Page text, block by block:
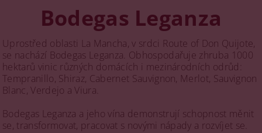
Bodegas Leganza
Uprostřed oblasti La Mancha, v srdci Route of Don Quijote,
se nachází Bodegas Leganza. Obhospodařuje zhruba 1000
hektarů vinic různých domácích i mezinárodních odrůd:
Tempranillo, Shiraz, Cabernet Sauvignon, Merlot, Sauvignon
Blanc, Verdejo a Viura.
Bodegas Leganza a jeho vína demonstrují schopnost měnit
se, transformovat, pracovat s novými nápady a rozvíjet se.